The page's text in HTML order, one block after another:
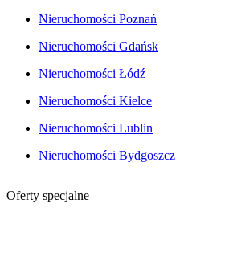
Nieruchomości Poznań
Nieruchomości Gdańsk
Nieruchomości Łódź
Nieruchomości Kielce
Nieruchomości Lublin
Nieruchomości Bydgoszcz
Oferty specjalne